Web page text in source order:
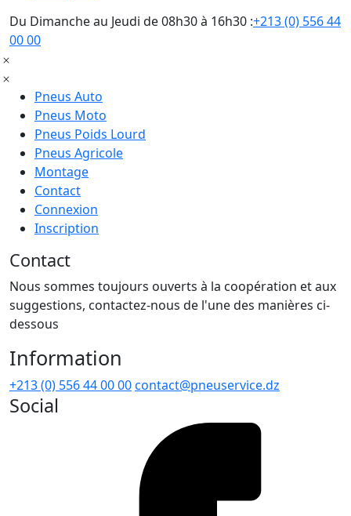
Du Dimanche au Jeudi de 08h30 à 16h30 :+213 (0) 556 44
00 00
Pneus Auto
Pneus Moto
Pneus Poids Lourd
Pneus Agricole
Montage
Contact
Connexion
Inscription
Contact
Nous sommes toujours ouverts à la coopération et aux
suggestions, contactez-nous de l'une des manières ci-
dessous
Information
+213 (0) 556 44 00 00contact@pneuservice.dz
Social